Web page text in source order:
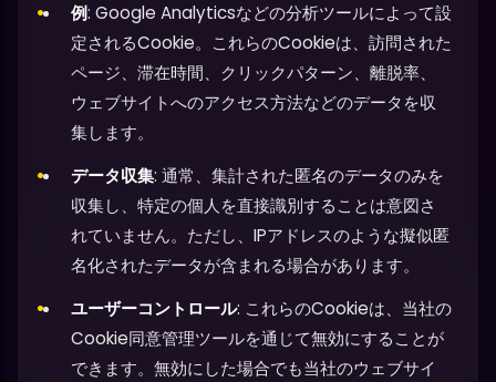
例: Google Analyticsなどの分析ツールによって設
定されるCookie。これらのCookieは、訪問された
ページ、滞在時間、クリックパターン、離脱率、
ウェブサイトへのアクセス方法などのデータを収
集します。
データ収集: 通常、集計された匿名のデータのみを
収集し、特定の個人を直接識別することは意図さ
れていません。ただし、IPアドレスのような擬似匿
名化されたデータが含まれる場合があります。
ユーザーコントロール: これらのCookieは、当社の
Cookie同意管理ツールを通じて無効にすることが
できます。無効にした場合でも当社のウェブサイ